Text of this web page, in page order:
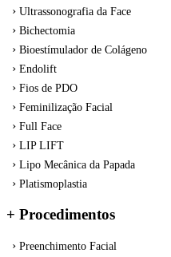
Ultrassonografia da Face
Bichectomia
Bioestímulador de Colágeno
Endolift
Fios de PDO
Feminilização Facial
Full Face
LIP LIFT
Lipo Mecânica da Papada
Platismoplastia
+ Procedimentos
Preenchimento Facial